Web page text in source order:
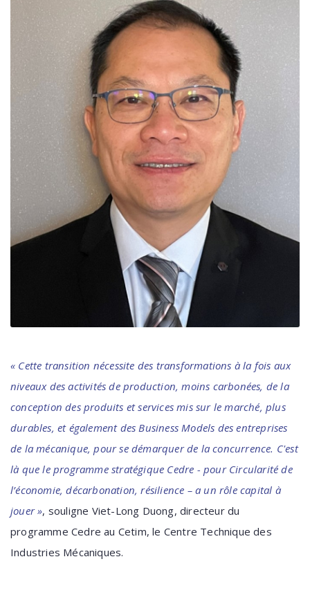
« Cette transition nécessite des transformations à la fois aux
niveaux des activités de production, moins carbonées, de la
conception des produits et services mis sur le marché, plus
durables, et également des Business Models des entreprises
de la mécanique, pour se démarquer de la concurrence. C'est
là que le programme stratégique Cedre - pour Circularité de
l’économie, décarbonation, résilience – a un rôle capital à
jouer », souligne Viet-Long Duong, directeur du
programme Cedre au Cetim, le Centre Technique des
Industries Mécaniques.